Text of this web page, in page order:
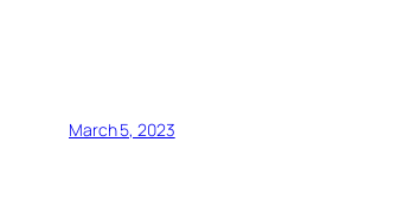
March 5, 2023